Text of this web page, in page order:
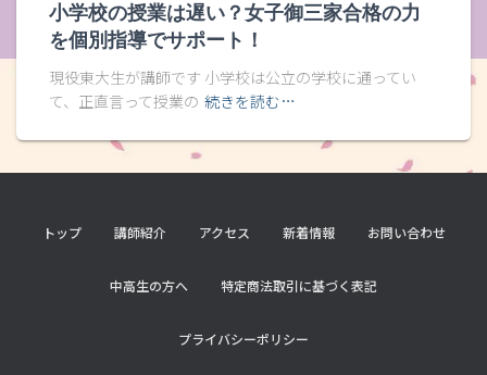
小学校の授業は遅い？女子御三家合格の力
を個別指導でサポート！
現役東大生が講師です 小学校は公立の学校に通ってい
て、正直言って授業の 続きを読む…
トップ 講師紹介 アクセス 新着情報 お問い合わせ
中高生の方へ 特定商法取引に基づく表記
プライバシーポリシー